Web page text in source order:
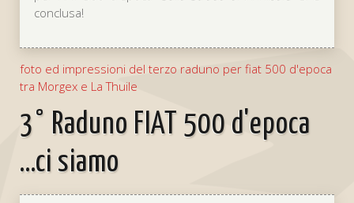
conclusa!
foto ed impressioni del terzo raduno per fiat 500 d'epoca
tra Morgex e La Thuile
3° Raduno FIAT 500 d'epoca
...ci siamo